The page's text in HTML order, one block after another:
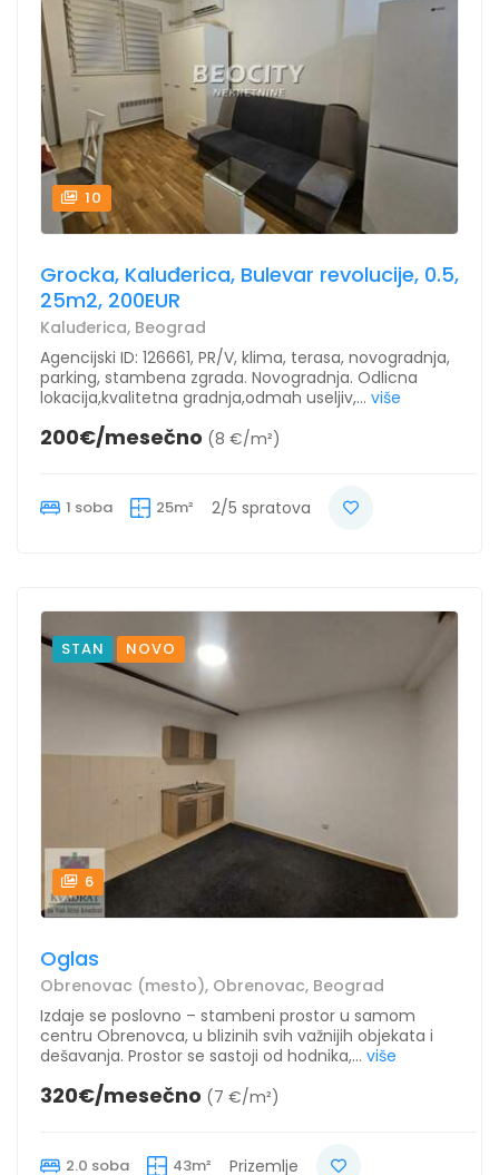
10
Grocka, Kaluđerica, Bulevar revolucije, 0.5,
25m2, 200EUR
Kaluđerica, Beograd
Agencijski ID: 126661, PR/V, klima, terasa, novogradnja,
parking, stambena zgrada. Novogradnja. Odlicna
lokacija,kvalitetna gradnja,odmah useljiv,... više
200€/mesečno (8 €/m²)
1 soba 25m² 2/5 spratova
STAN NOVO
6
Oglas
Obrenovac (mesto), Obrenovac, Beograd
Izdaje se poslovno – stambeni prostor u samom
centru Obrenovca, u blizinih svih važnijih objekata i
dešavanja. Prostor se sastoji od hodnika,... više
320€/mesečno (7 €/m²)
2.0 soba 43m² Prizemlje